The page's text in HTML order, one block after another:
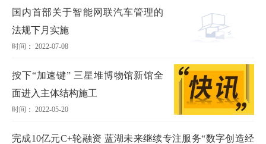
国内首部关于智能网联汽车管理的
法规下月实施
时间： 2022-07-08
按下“加速键” 三星堆博物馆新馆全
面进入主体结构施工
时间： 2022-05-20
完成10亿元C+轮融资 蓝湖未来继续专注服务“数字创造经